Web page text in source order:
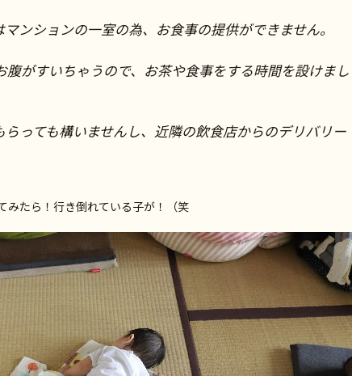
ンションの一室の為、お食事の提供ができません。
腹がすいちゃうので、お茶や食事をする時間を設けまし
らっても構いませんし、近隣の飲食店からのデリバリー
みたら！行き倒れている子が！（笑